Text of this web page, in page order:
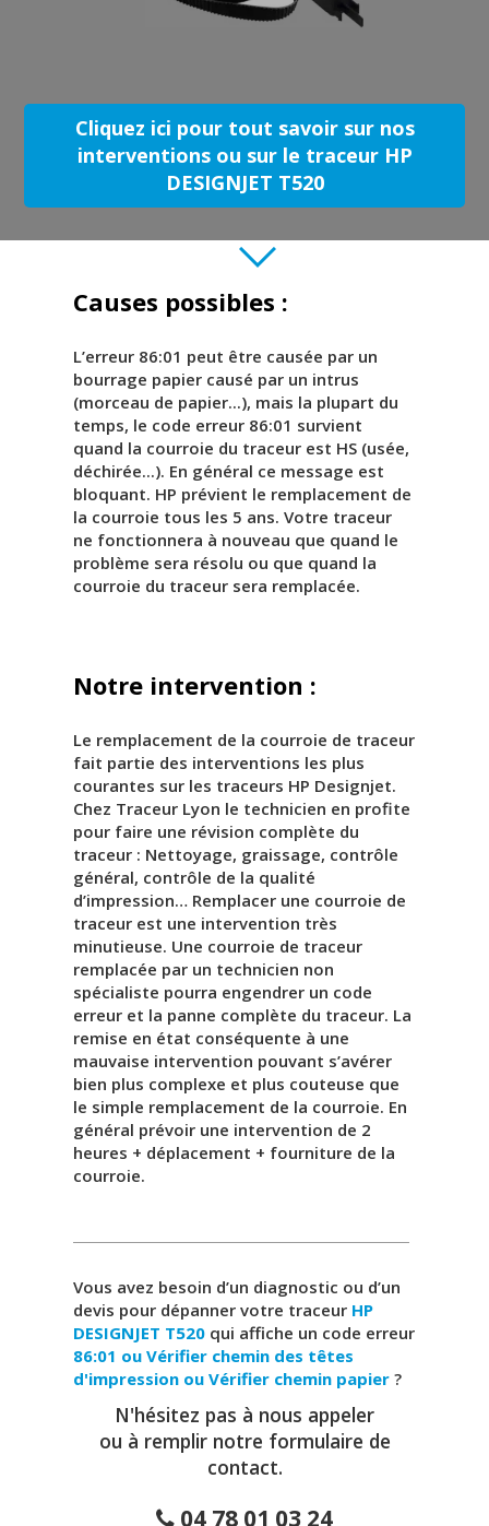
Cliquez ici pour tout savoir sur nos
interventions ou sur le traceur HP
DESIGNJET T520
Causes possibles :
L’erreur 86:01 peut être causée par un
bourrage papier causé par un intrus
(morceau de papier...), mais la plupart du
temps, le code erreur 86:01 survient
quand la courroie du traceur est HS (usée,
déchirée...). En général ce message est
bloquant. HP prévient le remplacement de
la courroie tous les 5 ans. Votre traceur
ne fonctionnera à nouveau que quand le
problème sera résolu ou que quand la
courroie du traceur sera remplacée.
Notre intervention :
Le remplacement de la courroie de traceur
fait partie des interventions les plus
courantes sur les traceurs HP Designjet.
Chez Traceur Lyon le technicien en profite
pour faire une révision complète du
traceur : Nettoyage, graissage, contrôle
général, contrôle de la qualité
d’impression… Remplacer une courroie de
traceur est une intervention très
minutieuse. Une courroie de traceur
remplacée par un technicien non
spécialiste pourra engendrer un code
erreur et la panne complète du traceur. La
remise en état conséquente à une
mauvaise intervention pouvant s’avérer
bien plus complexe et plus couteuse que
le simple remplacement de la courroie. En
général prévoir une intervention de 2
heures + déplacement + fourniture de la
courroie.
Vous avez besoin d’un diagnostic ou d’un
devis pour dépanner votre traceur HP
DESIGNJET T520 qui affiche un code erreur
86:01 ou Vérifier chemin des têtes
d'impression ou Vérifier chemin papier ?
N'hésitez pas à nous appeler
ou à remplir notre formulaire de
contact.
04 78 01 03 24